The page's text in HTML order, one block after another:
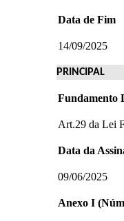
Data de Fim
14/09/2025
PRINCIPAL
Fundamento
Art.29 da Lei
Data da
09/06/2025
Anexo I